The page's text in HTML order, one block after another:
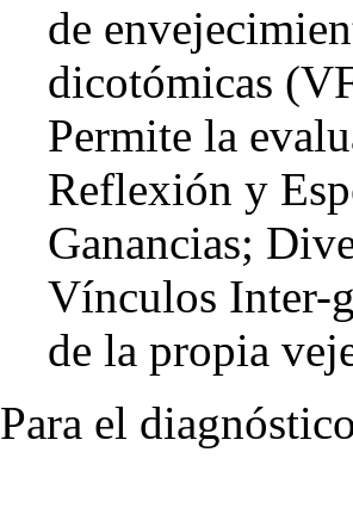
de
dicotómicas
Permite la
Reflexión y
Ganancias;
Vínculos Inter-
de la propia
Para el